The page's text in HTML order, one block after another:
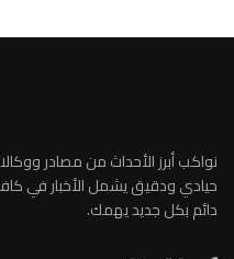
نواكب أبرز الأحداث من مصادر
حيادي ودقيق يشمل الأخبار في
دائم بكل جديد يهمك.